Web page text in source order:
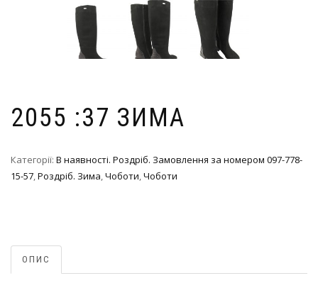
2055 :37 ЗИМА
Категорії: В наявності. Роздріб. Замовлення за номером 097-778-
15-57,Роздріб. Зима,Чоботи,Чоботи
ОПИС